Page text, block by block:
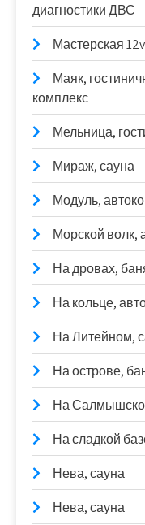
диагностики ДВС
Мастерская 12v
Маяк,
комплекс
Мельница,
Мираж, сауна
Модуль,
Морской волк,
На дровах,
На кольце,
На Литейном,
На острове,
На
На сладкой
Нева, сауна
Нева, сауна